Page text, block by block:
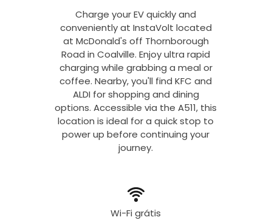
Charge your EV quickly and
conveniently at InstaVolt located
at McDonald's off Thornborough
Road in Coalville. Enjoy ultra rapid
charging while grabbing a meal or
coffee. Nearby, you'll find KFC and
ALDI for shopping and dining
options. Accessible via the A511, this
location is ideal for a quick stop to
power up before continuing your
journey.
Wi-Fi grátis